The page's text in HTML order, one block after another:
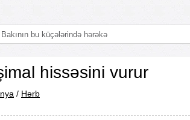
bu küçələrində hərəkət məhdudlaşdırılır
hissəsini vurur
/ Hərb